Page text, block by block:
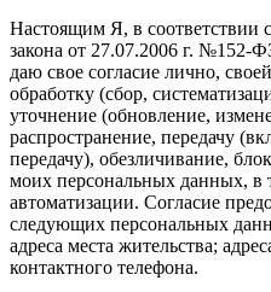
Настоящим Я, в соответствии
закона от 27.07.2006 г. №152-
даю свое согласие лично,
обработку (сбор,
уточнение (обновление,
распространение, передачу
передачу), обезличивание,
моих персональных данных, в
автоматизации. Согласие
следующих персональных
адреса места жительства;
контактного телефона.